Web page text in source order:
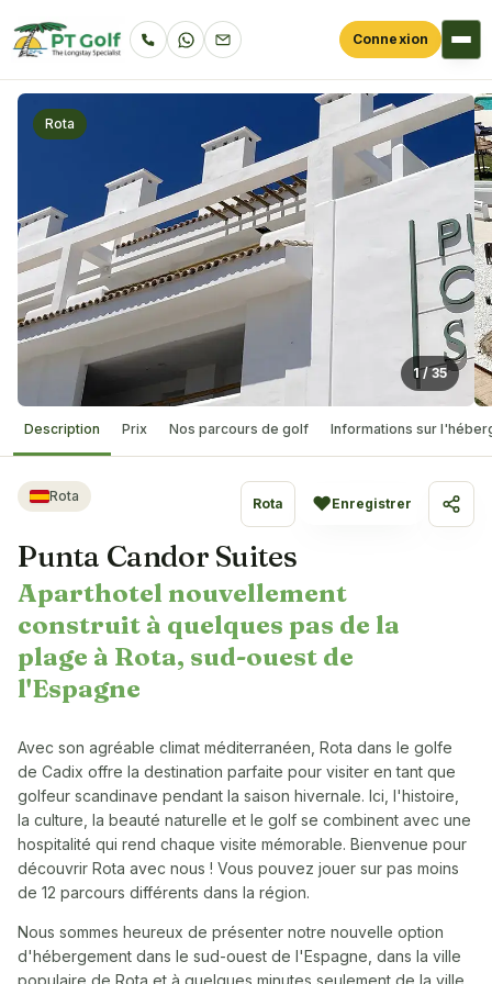
Connexion
Rota
1/35
Description Prix Nos parcours de golf Informations sur
Rota ♥Enregistrer
Rota
Punta Candor Suites
Aparthotel nouvellement
construit à quelques pas de la
plage à Rota, sud-ouest de
l'Espagne
Avec son agréable climat méditerranéen, Rota dans le golfe
de Cadix offre la destination parfaite pour visiter en tant que
golfeur scandinave pendant la saison hivernale. Ici, l'histoire,
la culture, la beauté naturelle et le golf se combinent avec une
hospitalité qui rend chaque visite mémorable. Bienvenue pour
découvrir Rota avec nous ! Vous pouvez jouer sur pas moins
de 12 parcours différents dans la région.
Nous sommes heureux de présenter notre nouvelle option
d'hébergement dans le sud-ouest de l'Espagne, dans la ville
populaire de Rota et à quelques minutes seulement de la ville